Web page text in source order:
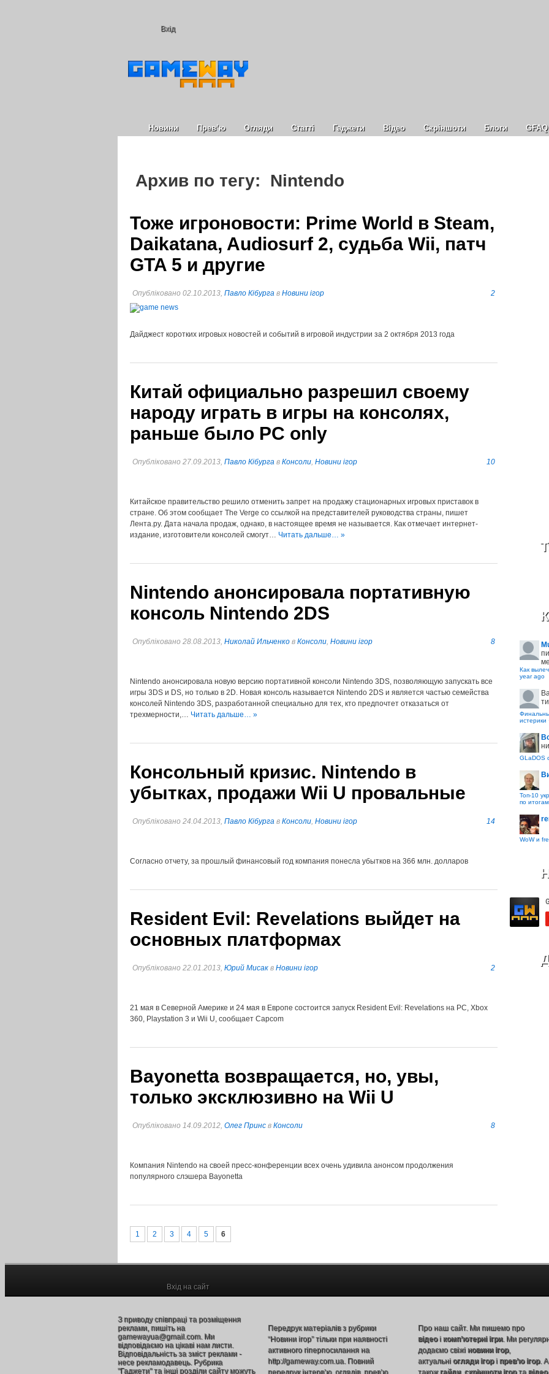
Вхід
Новини Прев’ю Огляди Статті Гаджети Відео Cкріншоти Блоги GFAQ
Архив по тегу: Nintendo
Тоже игроновости: Prime World в Steam,
Daikatana, Audiosurf 2, судьба Wii, патч
GTA 5 и другие
Опубліковано 02.10.2013, Павло Кібурга в Новини ігор 2
Дайджест коротких игровых новостей и событий в игровой индустрии за 2 октября 2013 года
Китай официально разрешил своему
народу играть в игры на консолях,
раньше было PC only
Опубліковано 27.09.2013, Павло Кібурга в Консоли, Новини ігор 10
Китайское правительство решило отменить запрет на продажу стационарных игровых приставок в
стране. Об этом сообщает The Verge со ссылкой на представителей руководства страны, пишет
Лента.ру. Дата начала продаж, однако, в настоящее время не называется. Как отмечает интернет-
издание, изготовители консолей смогут… Читать дальше… »
Nintendo анонсировала портативную
консоль Nintendo 2DS
Опубліковано 28.08.2013, Николай Ильченко в Консоли, Новини ігор 8
Nintendo анонсировала новую версию портативной консоли Nintendo 3DS, позволяющую запускать все
игры 3DS и DS, но только в 2D. Новая консоль называется Nintendo 2DS и является частью семейства
консолей Nintendo 3DS, разработанной специально для тех, кто предпочтет отказаться от
трехмерности,… Читать дальше… »
Консольный кризис. Nintendo в
убытках, продажи Wii U провальные
Опубліковано 24.04.2013, Павло Кібурга в Консоли, Новини ігор 14
Согласно отчету, за прошлый финансовый год компания понесла убытков на 366 млн. долларов
Resident Evil: Revelations выйдет на
основных платформах
Опубліковано 22.01.2013, Юрий Мисак в Новини ігор 2
21 мая в Северной Америке и 24 мая в Европе состоится запуск Resident Evil: Revelations на PC, Xbox
360, Playstation 3 и Wii U, сообщает Capcom
Bayonetta возвращается, но, увы,
только эксклюзивно на Wii U
Опубліковано 14.09.2012, Олег Принс в Консоли 8
Компания Nintendo на своей пресс-конференции всех очень удивила анонсом продолжения
популярного слэшера Bayonetta
1 2 3 4 5 6
Как
year ago
истерики
GLaDOS
Топ-10
по
WoW и
Вхід на сайт
З приводу співпраці та розміщення
реклами, пишіть на
gamewayua@gmail.com. Ми
відповідаємо на цікаві нам листи.
Відповідальність за зміст реклами -
несе рекламодавець. Рубрика
"Гаджети" та інші розділи сайту можуть
Передрук матеріалів з рубрики
“Новини ігор” тільки при наявності
активного гіперпосилання на
http://gameway.com.ua. Повний
передрук інтерв’ю, оглядів, прев’ю,
Про наш сайт. Ми пишемо про
відеоі комп’ютерні ігри. Ми
додаємо свіжі новини ігор,
актуальні огляди ігорі прев’ю ігор. А
також гайди, скріншоти ігорта відео